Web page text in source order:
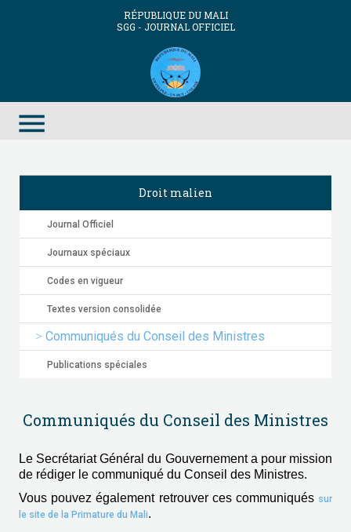
RÉPUBLIQUE DU MALI
SGG - JOURNAL OFFICIEL
menu
Droit malien
Journal Officiel
Journaux spéciaux
Codes en vigueur
Textes version consolidée
Communiqués du Conseil des Ministres
Publications spéciales
Communiqués du Conseil des Ministres
Le Secrétariat Général du Gouvernement a pour mission
de rédiger le communiqué du Conseil des Ministres.
Vous pouvez également retrouver ces communiqués sur
le site de la Primature du Mali.